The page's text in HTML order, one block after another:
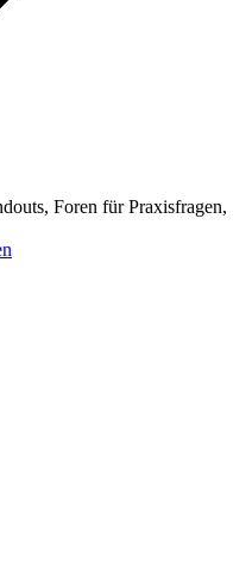
Foren für Praxisfragen,